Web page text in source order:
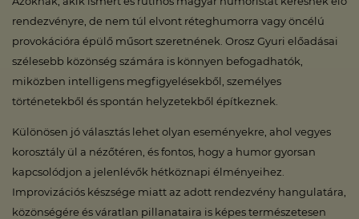
rendezvényre, de nem túl elvont réteghumorra vagy öncélú
provokációra épülő műsort szeretnének. Orosz Gyuri előadásai
szélesebb közönség számára is könnyen befogadhatók,
miközben intelligens megfigyelésekből, személyes
történetekből és spontán helyzetekből építkeznek.
Különösen jó választás lehet olyan eseményekre, ahol vegyes
korosztály ül a nézőtéren, és fontos, hogy a humor gyorsan
kapcsolódjon a jelenlévők hétköznapi élményeihez.
Improvizációs készsége miatt az adott rendezvény hangulatára,
közönségére és váratlan pillanataira is képes természetesen